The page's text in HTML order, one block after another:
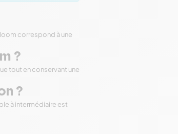
correspond à une
?
tout en conservant une
?
à intermédiaire est